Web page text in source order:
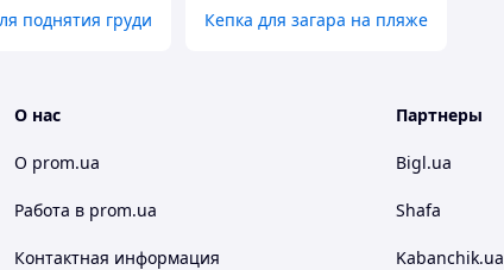
поднятия груди Кепка для загара на пляже
О нас
О prom.ua
Работа в prom.ua
Контактная информация
Партнеры
Bigl.ua
Shafa
Kabanchik.ua